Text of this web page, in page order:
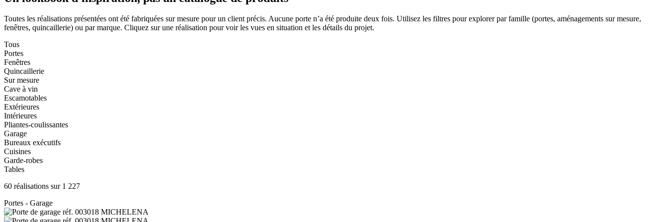
Toutes les réalisations présentées ont été fabriquées sur mesure pour un client précis. Aucune porte n’a été produite deux fois. Utilisez les filtres pour explorer par famille (portes, aménagements sur mesure,
fenêtres, quincaillerie) ou par marque. Cliquez sur une réalisation pour voir les vues en situation et les détails du projet.
Tous
Portes
Fenêtres
Quincaillerie
Sur mesure
Cave à vin
Escamotables
Extérieures
Intérieures
Pliantes-coulissantes
Garage
Bureaux exécutifs
Cuisines
Garde-robes
Tables
60 réalisations sur 1 227
Portes - Garage